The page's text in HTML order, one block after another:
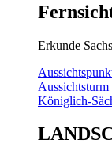
Erkunde
Aussichtsturm
Königlich-